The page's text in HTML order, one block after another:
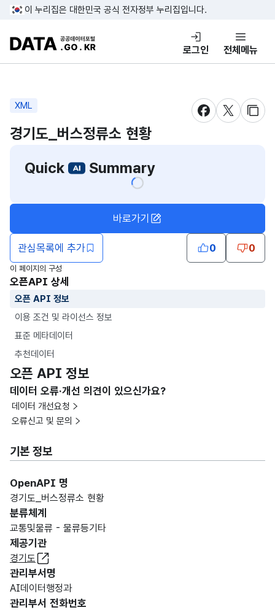
콘텐츠 바로가기
푸터 바로가기
이 누리집은 대한민국 공식 전자정부 누리집입니다.
DATA.GO.KR 공공데이터포털
로그인 전체메뉴
XML
새창 열림새창 열림
새창
경기도_버스정류소 현황
Quick
Summary
관심목록에 추가
바로가기
0 0
이 페이지의 구성
오픈API 상세
오픈 API 정보
이용 조건 및 라이선스 정보
표준 메타데이터
추천데이터
오픈 API 정보
데이터 오류·개선 의견이 있으신가요?
데이터 개선요청
오류신고 및 문의
기본 정보
OpenAPI 명
경기도_버스정류소 현황
분류체계
교통및물류 - 물류등기타
제공기관
경기도
관리부서명
AI데이터행정과
관리부서 전화번호